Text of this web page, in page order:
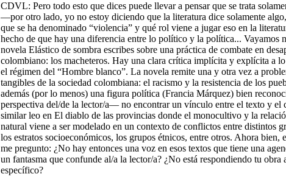
CDVL: Pero todo esto que dices puede llevar a pensar que se trata
—por otro lado, yo no estoy diciendo que la literatura dice solamente
que se ha denominado “violencia” y qué rol viene a jugar eso en la
hecho de que hay una diferencia entre lo político y la política... Vayamos
novela Elástico de sombra escribes sobre una práctica de combate en
colombiano: los macheteros. Hay una clara crítica implícita y explícita a
el régimen del “Hombre blanco”. La novela remite una y otra vez a
tangibles de la sociedad colombiana: el racismo y la resistencia de los
además (por lo menos) una figura política (Francia Márquez) bien
perspectiva del/de la lector/a— no encontrar un vínculo entre el texto y
similar leo en El diablo de las provincias donde el monocultivo y la
natural viene a ser modelado en un contexto de conflictos entre distintos
los estratos socioeconómicos, los grupos étnicos, entre otros. Ahora bien,
me pregunto: ¿No hay entonces una voz en esos textos que tiene una
un fantasma que confunde al/a la lector/a? ¿No está respondiendo tu
específico?